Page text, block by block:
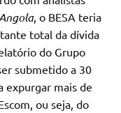
, o BESA teria
total da dívida
do Grupo
submetido a 30
expurgar mais de
ou seja, do